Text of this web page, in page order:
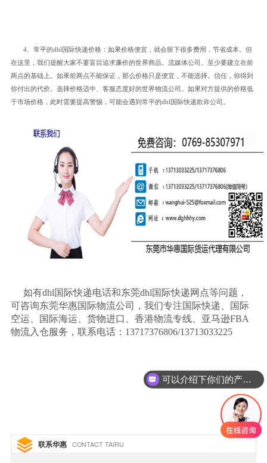
4、常平的dhl国际快递价格：如果价格便宜，就会留下很多费用，节省成本。但
在这里，我们提醒大家不要盲目追求廉价的世界商品。流媒体公司。至少要建立在前
两点的基础上。如果前两点不能保证，那么价格只是便宜，不能选择。信任，你得到
你付出的代价。选择价格适中、客服态度好的世界物流公司。如果对方提供的价格低
于市场价格，此时需要提高警惕，可能会遇到常平的dhl国际快递欺诈公司。
如有dhl国际快递电话和东莞dhl国际快递网点等问题，
可咨询东莞华惠国际物流公司，我们专注国际快递、国际
空运、国际海运、货物进口、香港物流专线、亚马逊FBA
物流入仓服务，联系电话：13717376806/13713033225
联系华惠 CONTACT TAIRU
可以介绍下你们的产品么